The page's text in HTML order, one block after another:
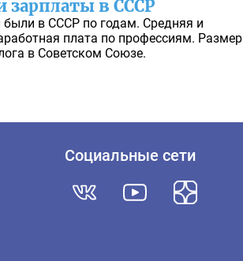
зарплаты в СССР
были в СССР по годам. Средняя и
плата по профессиям. Размер
в Советском Союзе.
Социальные сети